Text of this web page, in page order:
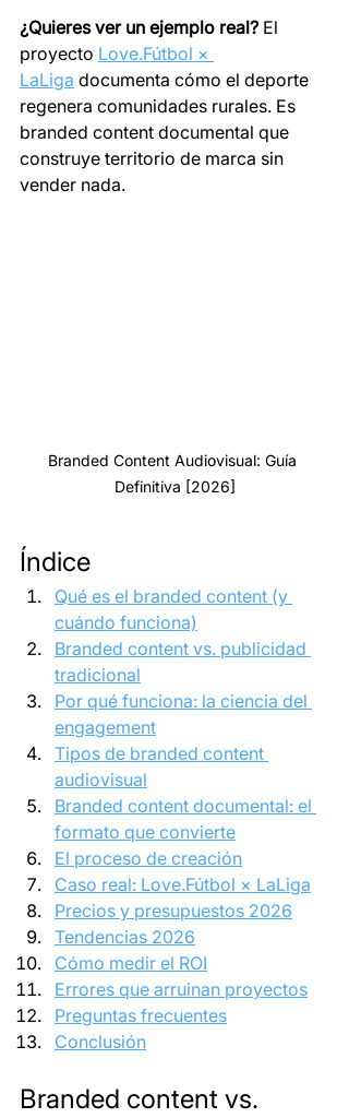
¿Quieres ver un ejemplo real? El
proyecto Love.Fútbol ×
LaLiga documenta cómo el deporte
regenera comunidades rurales. Es
branded content documental que
construye territorio de marca sin
vender nada.
Branded Content Audiovisual: Guía
Definitiva [2026]
Índice
Qué es el branded content (y
cuándo funciona)
Branded content vs. publicidad
tradicional
Por qué funciona: la ciencia del
engagement
Tipos de branded content
audiovisual
Branded content documental: el
formato que convierte
El proceso de creación
Caso real: Love.Fútbol × LaLiga
Precios y presupuestos 2026
Tendencias 2026
Cómo medir el ROI
Errores que arruinan proyectos
Preguntas frecuentes
Conclusión
Branded content vs.